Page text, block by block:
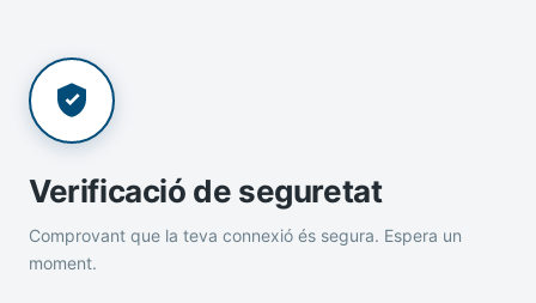
Verificació de seguretat
Comprovant que la teva connexió és segura. Espera un
moment.